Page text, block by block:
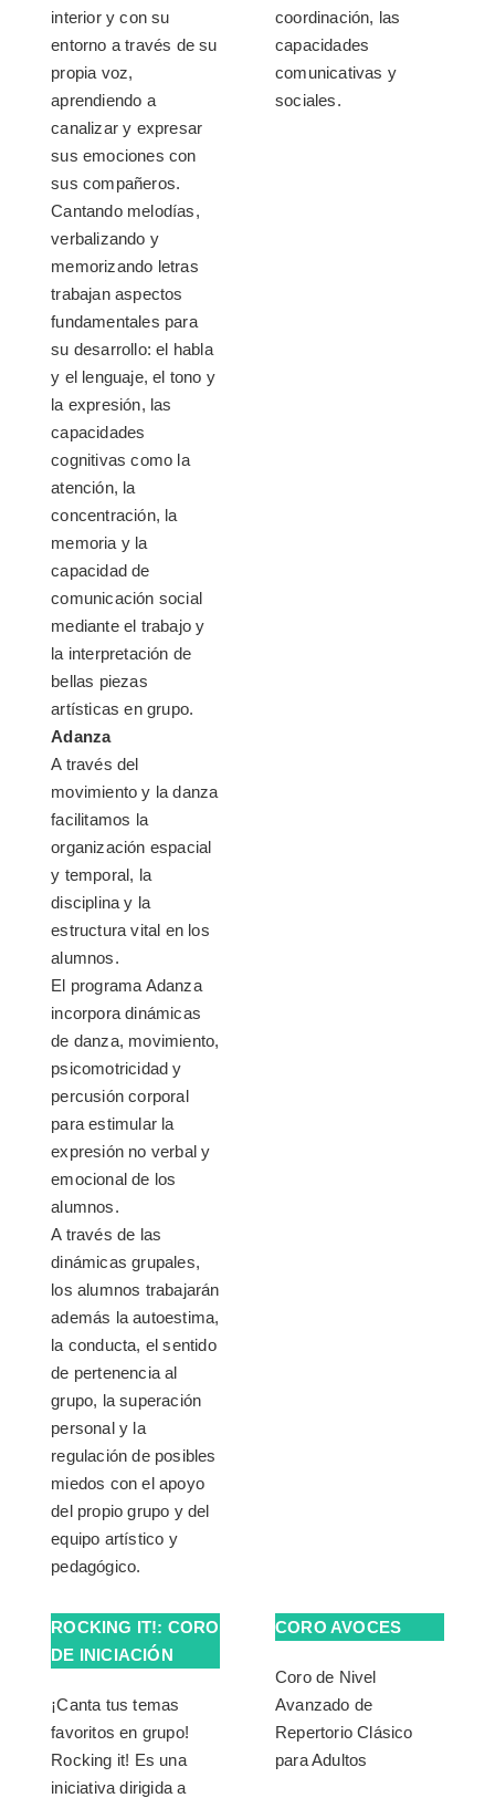
interior y con su
entorno a través de su
propia voz,
aprendiendo a
canalizar y expresar
sus emociones con
sus compañeros.
Cantando melodías,
verbalizando y
memorizando letras
trabajan aspectos
fundamentales para
su desarrollo: el habla
y el lenguaje, el tono y
la expresión, las
capacidades
cognitivas como la
atención, la
concentración, la
memoria y la
capacidad de
comunicación social
mediante el trabajo y
la interpretación de
bellas piezas
artísticas en grupo.
Adanza
A través del
movimiento y la danza
facilitamos la
organización espacial
y temporal, la
disciplina y la
estructura vital en los
alumnos.
El programa Adanza
incorpora dinámicas
de danza, movimiento,
psicomotricidad y
percusión corporal
para estimular la
expresión no verbal y
emocional de los
alumnos.
A través de las
dinámicas grupales,
los alumnos trabajarán
además la autoestima,
la conducta, el sentido
de pertenencia al
grupo, la superación
personal y la
regulación de posibles
miedos con el apoyo
del propio grupo y del
equipo artístico y
pedagógico.
coordinación, las
capacidades
comunicativas y
sociales.
ROCKING IT!: CORO
DE INICIACIÓN
¡Canta tus temas
favoritos en grupo!
Rocking it! Es una
iniciativa dirigida a
CORO AVOCES
Coro de Nivel
Avanzado de
Repertorio Clásico
para Adultos